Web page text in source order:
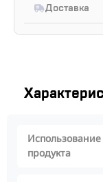
Доставка
Использование
продукта